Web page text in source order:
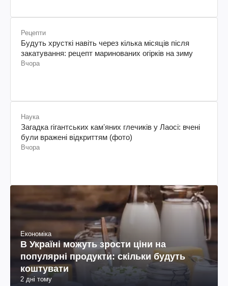
Рецепти
Будуть хрусткі навіть через кілька місяців після
закатування: рецепт маринованих огірків на зиму
Вчора
Наука
Загадка гігантських камʼяних глечиків у Лаосі: вчені
були вражені відкриттям (фото)
Вчора
Економіка
В Україні можуть зрости ціни на
популярні продукти: скільки будуть
коштувати
2 дні тому